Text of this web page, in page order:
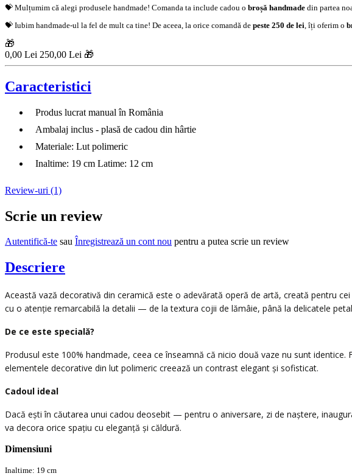
💝 Mulțumim că alegi produsele handmade! Comanda ta include cadou o broșă handmade din partea
💝 Iubim handmade-ul la fel de mult ca tine! De aceea, la orice comandă de peste 250 de lei , îți oferim o
🎁
0,00 Lei 250,00 Lei 🎁
Caracteristici
Produs lucrat manual în România
Ambalaj inclus - plasă de cadou din hârtie
Materiale: Lut polimeric
Inaltime: 19 cm Latime: 12 cm
Review-uri (1)
Scrie un review
Autentifică-te sau Înregistrează un cont nou pentru a putea scrie un review
Descriere
Această vază decorativă din ceramică este o adevărată operă de artă, creată pentru
cu o atenție remarcabilă la detalii — de la textura cojii de lămâie, până la delicatele
De ce este specială?
Produsul este 100% handmade, ceea ce înseamnă că nicio două vaze nu sunt
elementele decorative din lut polimeric creează un contrast elegant și sofisticat.
Cadoul ideal
Dacă ești în căutarea unui cadou deosebit — pentru o aniversare, zi de naștere,
va decora orice spațiu cu eleganță și căldură.
Dimensiuni
Inaltime: 19 cm